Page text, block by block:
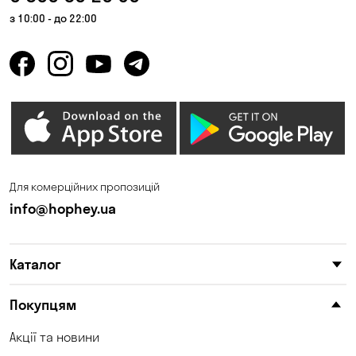
з 10:00 - до 22:00
Для комерційних пропозицій
info@hophey.ua
Каталог
Покупцям
Акції та новини